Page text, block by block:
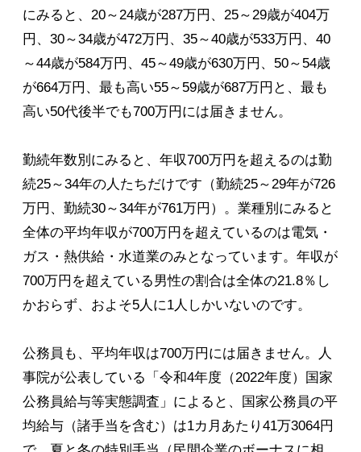
にみると、20～24歳が287万円、25～29歳が404万
円、30～34歳が472万円、35～40歳が533万円、40
～44歳が584万円、45～49歳が630万円、50～54歳
が664万円、最も高い55～59歳が687万円と、最も
高い50代後半でも700万円には届きません。
勤続年数別にみると、年収700万円を超えるのは勤
続25～34年の人たちだけです（勤続25～29年が726
万円、勤続30～34年が761万円）。業種別にみると
全体の平均年収が700万円を超えているのは電気・
ガス・熱供給・水道業のみとなっています。年収が
700万円を超えている男性の割合は全体の21.8％し
かおらず、およそ5人に1人しかいないのです。
公務員も、平均年収は700万円には届きません。人
事院が公表している「令和4年度（2022年度）国家
公務員給与等実態調査」によると、国家公務員の平
均給与（諸手当を含む）は1カ月あたり41万3064円